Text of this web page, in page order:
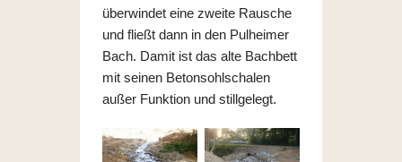
überwindet eine zweite Rausche
und fließt dann in den Pulheimer
Bach. Damit ist das alte Bachbett
mit seinen Betonsohlschalen
außer Funktion und stillgelegt.